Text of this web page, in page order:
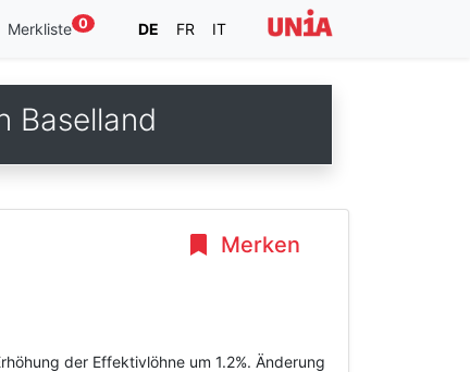
Merkliste 0 DE FR IT
Baselland
Merken
der Effektivlöhne um 1.2%. Änderung